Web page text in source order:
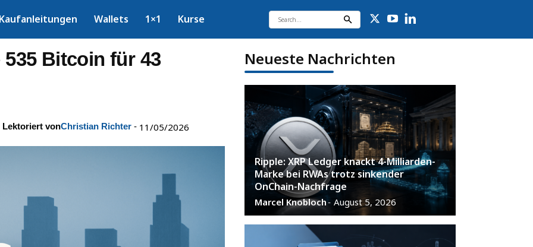
Wallets 1×1 Kurse
Bitcoin für 43
Lektoriert vonChristian Richter - 11/05/2026
Neueste Nachrichten
Ripple: XRP Ledger knackt 4-Milliarden-
Marke bei RWAs trotz sinkender
OnChain-Nachfrage
Marcel Knobloch- August 5, 2026